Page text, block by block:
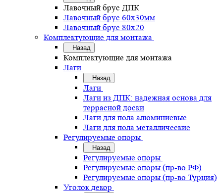
Лавочный брус ДПК
Лавочный брус 60х30мм
Лавочный брус 80х20
Комплектующие для монтажа
Назад
Комплектующие для монтажа
Лаги
Назад
Лаги
Лаги из ДПК: надежная основа для
террасной доски
Лаги для пола алюминиевые
Лаги для пола металлические
Регулируемые опоры
Назад
Регулируемые опоры
Регулируемые опоры (пр-во РФ)
Регулируемые опоры (пр-во Турция)
Уголок декор